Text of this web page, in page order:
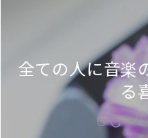
全ての人に音楽
る